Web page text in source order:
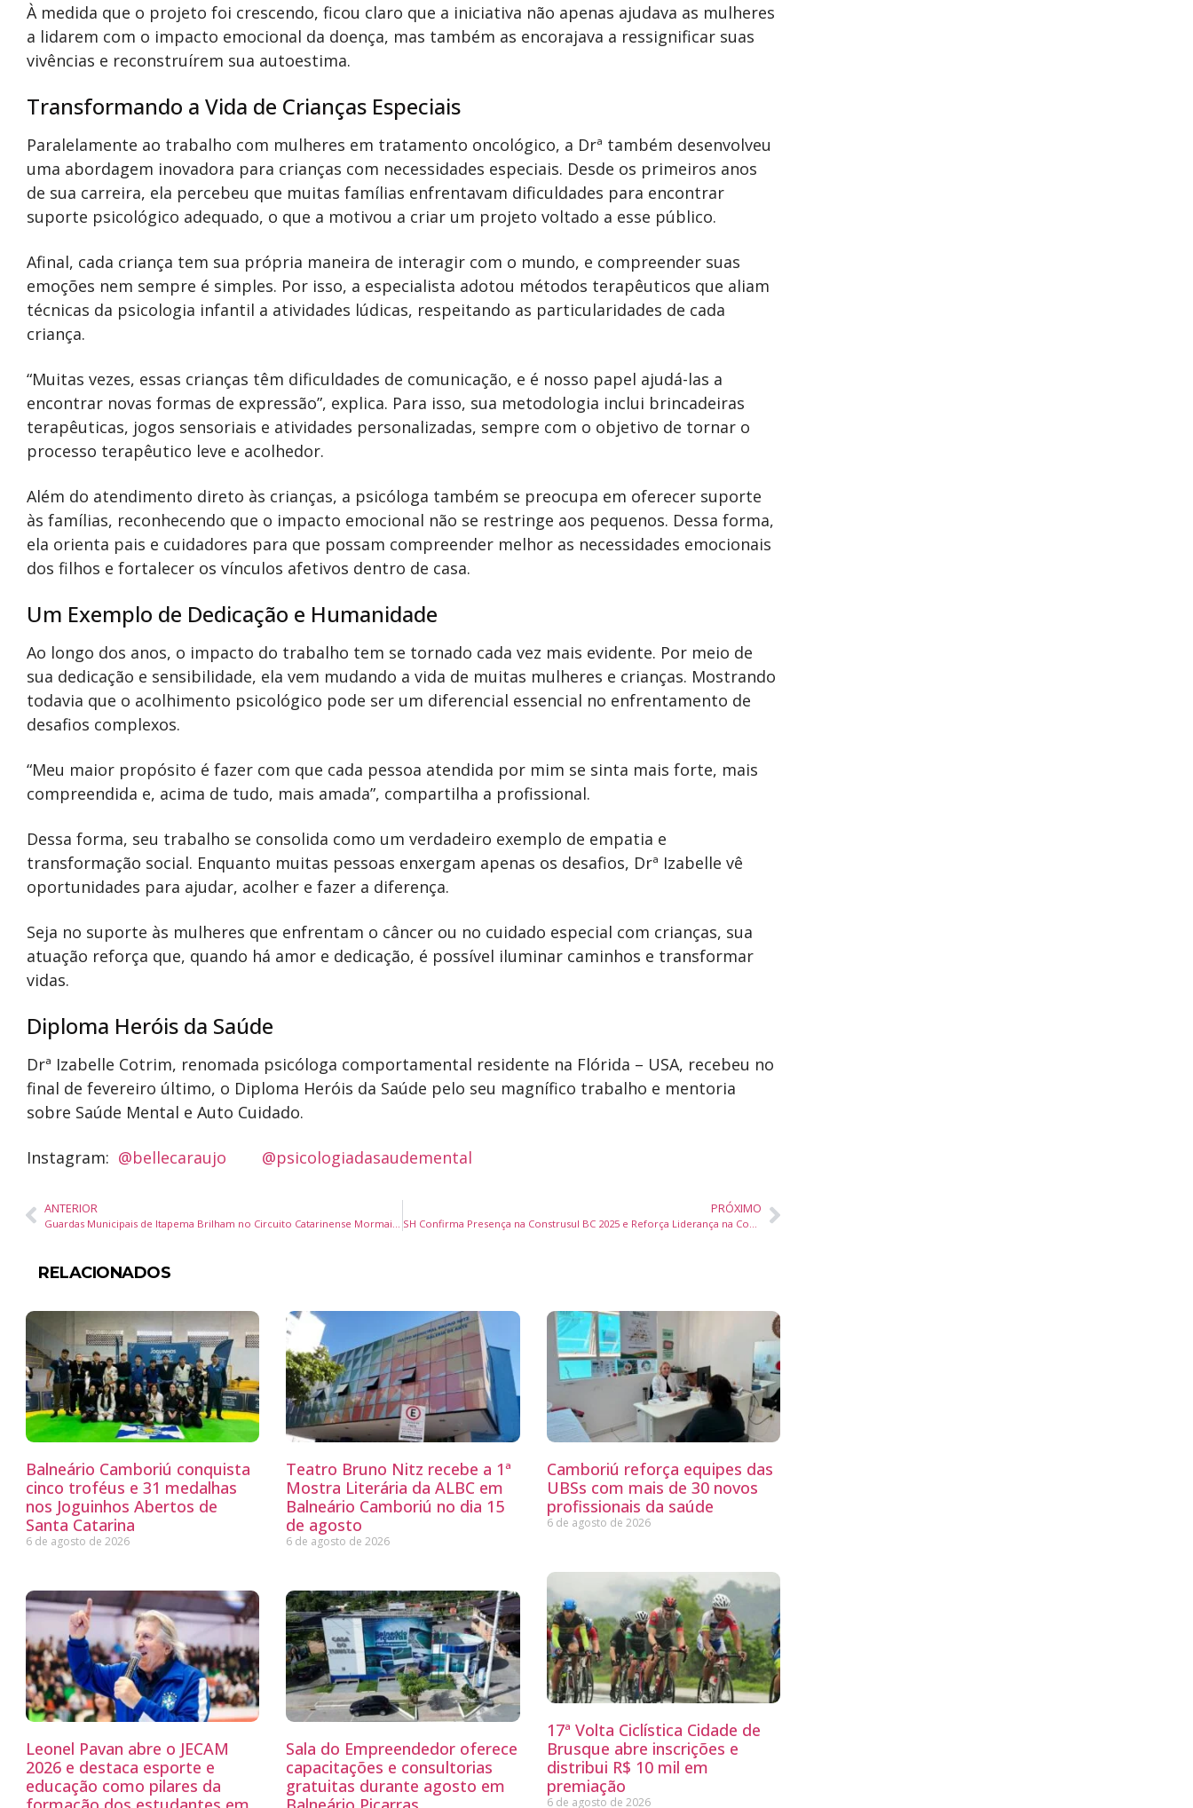
À medida que o projeto foi crescendo, ficou claro que a iniciativa não apenas ajudava as mulheres
a lidarem com o impacto emocional da doença, mas também as encorajava a ressignificar suas
vivências e reconstruírem sua autoestima.
Transformando a Vida de Crianças Especiais
Paralelamente ao trabalho com mulheres em tratamento oncológico, a Drª também desenvolveu
uma abordagem inovadora para crianças com necessidades especiais. Desde os primeiros anos
de sua carreira, ela percebeu que muitas famílias enfrentavam dificuldades para encontrar
suporte psicológico adequado, o que a motivou a criar um projeto voltado a esse público.
Afinal, cada criança tem sua própria maneira de interagir com o mundo, e compreender suas
emoções nem sempre é simples. Por isso, a especialista adotou métodos terapêuticos que aliam
técnicas da psicologia infantil a atividades lúdicas, respeitando as particularidades de cada
criança.
“Muitas vezes, essas crianças têm dificuldades de comunicação, e é nosso papel ajudá-las a
encontrar novas formas de expressão”, explica. Para isso, sua metodologia inclui brincadeiras
terapêuticas, jogos sensoriais e atividades personalizadas, sempre com o objetivo de tornar o
processo terapêutico leve e acolhedor.
Além do atendimento direto às crianças, a psicóloga também se preocupa em oferecer suporte
às famílias, reconhecendo que o impacto emocional não se restringe aos pequenos. Dessa forma,
ela orienta pais e cuidadores para que possam compreender melhor as necessidades emocionais
dos filhos e fortalecer os vínculos afetivos dentro de casa.
Um Exemplo de Dedicação e Humanidade
Ao longo dos anos, o impacto do trabalho tem se tornado cada vez mais evidente. Por meio de
sua dedicação e sensibilidade, ela vem mudando a vida de muitas mulheres e crianças. Mostrando
todavia que o acolhimento psicológico pode ser um diferencial essencial no enfrentamento de
desafios complexos.
“Meu maior propósito é fazer com que cada pessoa atendida por mim se sinta mais forte, mais
compreendida e, acima de tudo, mais amada”, compartilha a profissional.
Dessa forma, seu trabalho se consolida como um verdadeiro exemplo de empatia e
transformação social. Enquanto muitas pessoas enxergam apenas os desafios, Drª Izabelle vê
oportunidades para ajudar, acolher e fazer a diferença.
Seja no suporte às mulheres que enfrentam o câncer ou no cuidado especial com crianças, sua
atuação reforça que, quando há amor e dedicação, é possível iluminar caminhos e transformar
vidas.
Diploma Heróis da Saúde
Drª Izabelle Cotrim, renomada psicóloga comportamental residente na Flórida – USA, recebeu no
final de fevereiro último, o Diploma Heróis da Saúde pelo seu magnífico trabalho e mentoria
sobre Saúde Mental e Auto Cuidado.
Instagram: @bellecaraujo @psicologiadasaudemental
ANTERIOR PRÓXIMO
RELACIONADOS
Balneário Camboriú conquista
cinco troféus e 31 medalhas
nos Joguinhos Abertos de
Santa Catarina
6 de agosto de 2026
Teatro Bruno Nitz recebe a 1ª
Mostra Literária da ALBC em
Balneário Camboriú no dia 15
de agosto
6 de agosto de 2026
Camboriú reforça equipes das
UBSs com mais de 30 novos
profissionais da saúde
6 de agosto de 2026
Leonel Pavan abre o JECAM
2026 e destaca esporte e
educação como pilares da
Sala do Empreendedor oferece
capacitações e consultorias
gratuitas durante agosto em
17ª Volta Ciclística Cidade de
Brusque abre inscrições e
distribui R$ 10 mil em
premiação
6 de agosto de 2026